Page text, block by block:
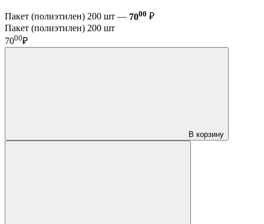
Пакет (полиэтилен) 200 шт — 7000 ₽
Пакет (полиэтилен) 200 шт
7000₽
В корзину